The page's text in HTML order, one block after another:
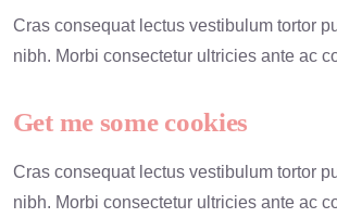
Cras consequat lectus vestibulum tortor
nibh. Morbi consectetur ultricies ante ac
Get me some cookies
Cras consequat lectus vestibulum tortor
nibh. Morbi consectetur ultricies ante ac